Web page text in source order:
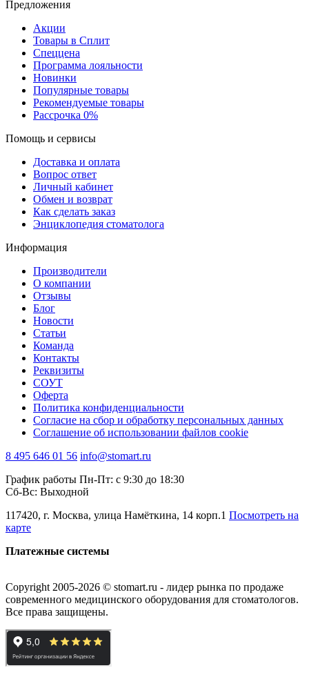
Предложения
Акции
Товары в Сплит
Спеццена
Программа лояльности
Новинки
Популярные товары
Рекомендуемые товары
Рассрочка 0%
Помощь и сервисы
Доставка и оплата
Вопрос ответ
Личный кабинет
Обмен и возврат
Как сделать заказ
Энциклопедия стоматолога
Информация
Производители
О компании
Отзывы
Блог
Новости
Статьи
Команда
Контакты
Реквизиты
СОУТ
Оферта
Политика конфиденциальности
Согласие на сбор и обработку персональных данных
Соглашение об использовании файлов cookie
8 495 646 01 56 info@stomart.ru
График работы Пн-Пт: с 9:30 до 18:30
Сб-Вс: Выходной
117420, г. Москва, улица Намёткина, 14 корп.1 Посмотреть на
карте
Платежные системы
Copyright 2005-2026 © stomart.ru - лидер рынка по продаже
современного медицинского оборудования для стоматологов.
Все права защищены.